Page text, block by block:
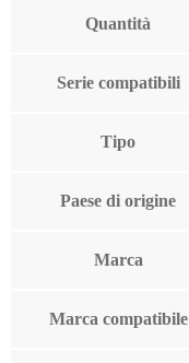
Quantità
Serie compatibili
Tipo
Paese di origine
Marca
Marca compatibile